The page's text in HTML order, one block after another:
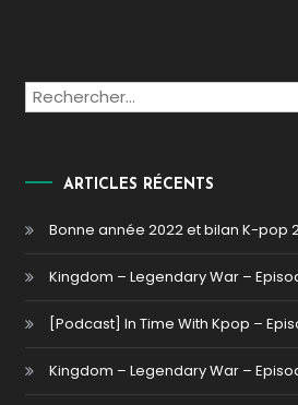
ARTICLES RÉCENTS
Bonne année 2022 et bilan K-pop
Kingdom – Legendary War –
[Podcast] In Time With Kpop –
Kingdom – Legendary War –